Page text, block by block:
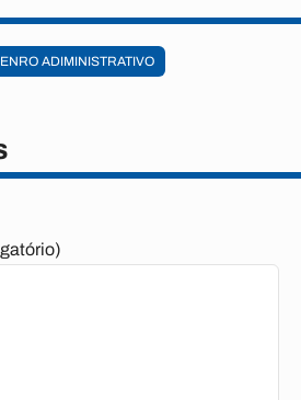
ADIMINISTRATIVO